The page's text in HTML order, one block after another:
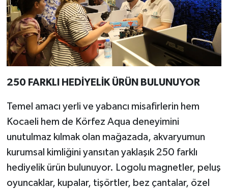
250 FARKLI HEDİYELİK ÜRÜN BULUNUYOR
Temel amacı yerli ve yabancı misafirlerin hem
Kocaeli hem de Körfez Aqua deneyimini
unutulmaz kılmak olan mağazada, akvaryumun
kurumsal kimliğini yansıtan yaklaşık 250 farklı
hediyelik ürün bulunuyor. Logolu magnetler, peluş
oyuncaklar, kupalar, tişörtler, bez çantalar, özel